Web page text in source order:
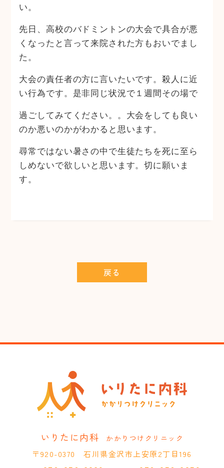
い。
先日、高校のバドミントンの大会で具合が悪
くなったと言って来院された方もおいでまし
た。
大会の責任者の方に言いたいです。殺人に近
い行為です。是非同じ状況で１週間その場で
過ごしてみてください。。大会をしても良い
のか悪いのかがわかると思います。
尋常ではない暑さの中で生徒たちを死に至ら
しめないで欲しいと思います。切に願いま
す。
戻る
いりたに内科 かかりつけクリニック
〒920-0370 石川県金沢市上安原2丁目196